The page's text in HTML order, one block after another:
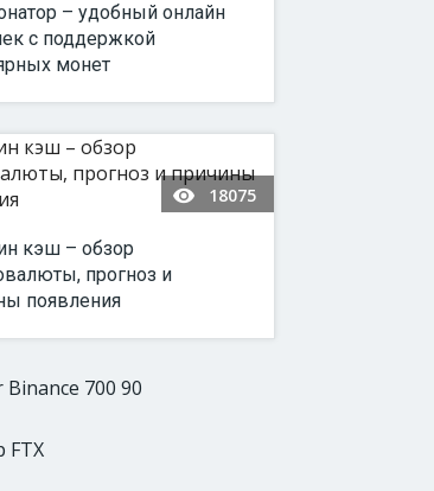
– удобный онлайн
с поддержкой
монет
18075
кэш – обзор
прогноз и
появления